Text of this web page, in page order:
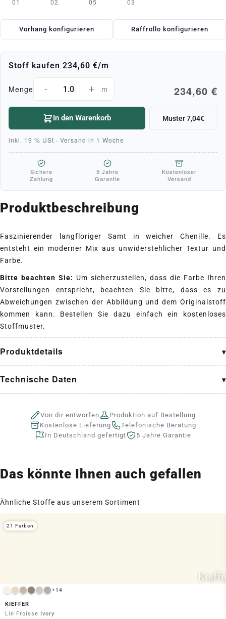
01 02 05 03
Vorhang konfigurieren Raffrollo konfigurieren
Stoff kaufen 234,60 €/m
Menge - + m 234,60 €
In den Warenkorb Muster 7,04€
inkl. 19 % USt · Versand in 1 Woche
Sichere
Zahlung
5 Jahre
Garantie
Kostenloser
Versand
Produktbeschreibung
Faszinierender langfloriger Samt in weicher Chenille. Es
entsteht ein moderner Mix aus unwiderstehlicher Textur und
Farbe.
Bitte beachten Sie: Um sicherzustellen, dass die Farbe Ihren
Vorstellungen entspricht, beachten Sie bitte, dass es zu
Abweichungen zwischen der Abbildung und dem Originalstoff
kommen kann. Bestellen Sie dazu einfach ein kostenloses
Stoffmuster.
Produktdetails
Technische Daten
Von dir entworfen
Produktion auf Bestellung
Kostenlose Lieferung
Telefonische Beratung
In Deutschland gefertigt
5 Jahre Garantie
Das könnte Ihnen auch gefallen
Ähnliche Stoffe aus unserem Sortiment
+14
KIEFFER
Lin Froisse
Ivory
21 Farben